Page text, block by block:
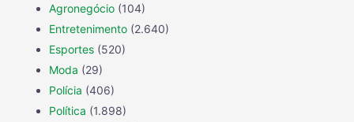
Agronegócio (104)
Entretenimento (2.640)
Esportes (520)
Moda (29)
Polícia (406)
Política (1.898)